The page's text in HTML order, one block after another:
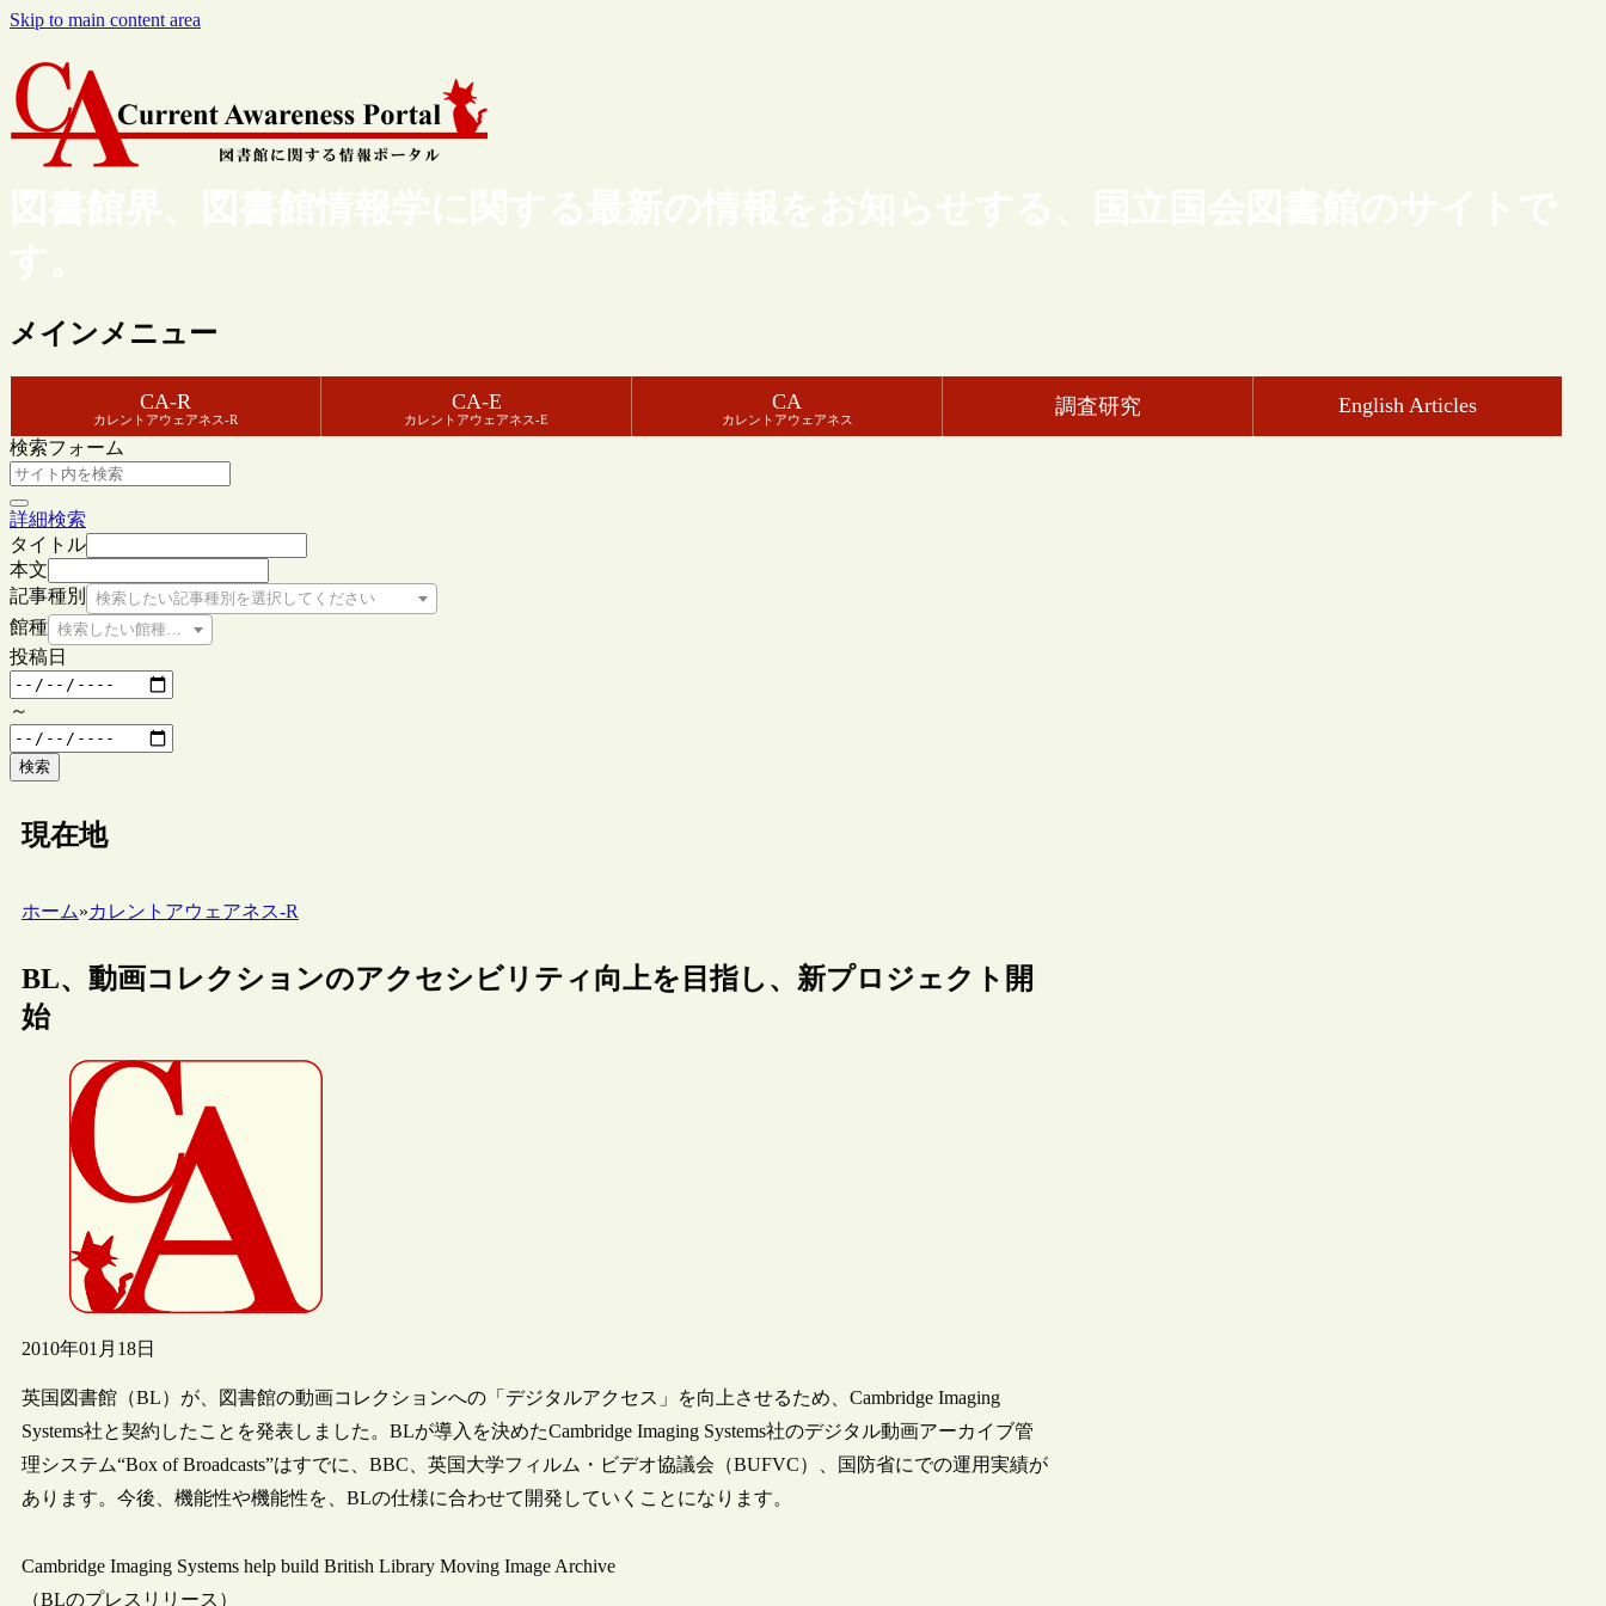
Skip to main content area
図書館界、図書館情報学に関する最新の情報をお知らせする、国立国会図書館のサイトで
す。
メインメニュー
CA-R
カレントアウェアネス-R
CA-E
カレントアウェアネス-E
CA
カレントアウェアネス
調査研究 English Articles
検索フォーム
詳細検索
タイトル
本文
記事種別
検索したい記事種別を選択してください
館種 検索したい館種を選択してください
投稿日
～
検索
現在地
ホーム»カレントアウェアネス-R
BL、動画コレクションのアクセシビリティ向上を目指し、新プロジェクト開
始
2010年01月18日
英国図書館（BL）が、図書館の動画コレクションへの「デジタルアクセス」を向上させるため、Cambridge Imaging
Systems社と契約したことを発表しました。BLが導入を決めたCambridge Imaging Systems社のデジタル動画アーカイブ管
理システム“Box of Broadcasts”はすでに、BBC、英国大学フィルム・ビデオ協議会（BUFVC）、国防省にでの運用実績が
あります。今後、機能性や機能性を、BLの仕様に合わせて開発していくことになります。
Cambridge Imaging Systems help build British Library Moving Image Archive
（BLのプレスリリース）